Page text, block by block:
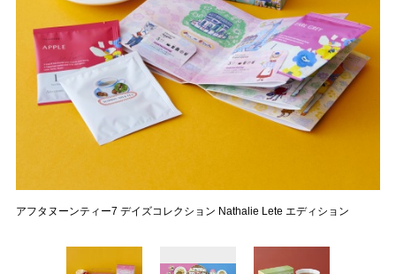
アフタヌーンティー7 デイズコレクション Nathalie Lete エディション